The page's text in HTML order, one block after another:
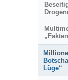
Lüge“